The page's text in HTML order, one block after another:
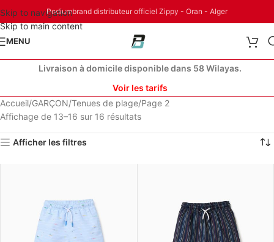
Skip to navigation
Skip to main content
Podiumbrand distributeur officiel Zippy - Oran - Alger
MENU
Livraison à domicile disponible dans 58 Wilayas.
Voir les tarifs
Accueil GARÇON Tenues de plage Page 2
Affichage de 13–16 sur 16 résultats
Afficher les filtres